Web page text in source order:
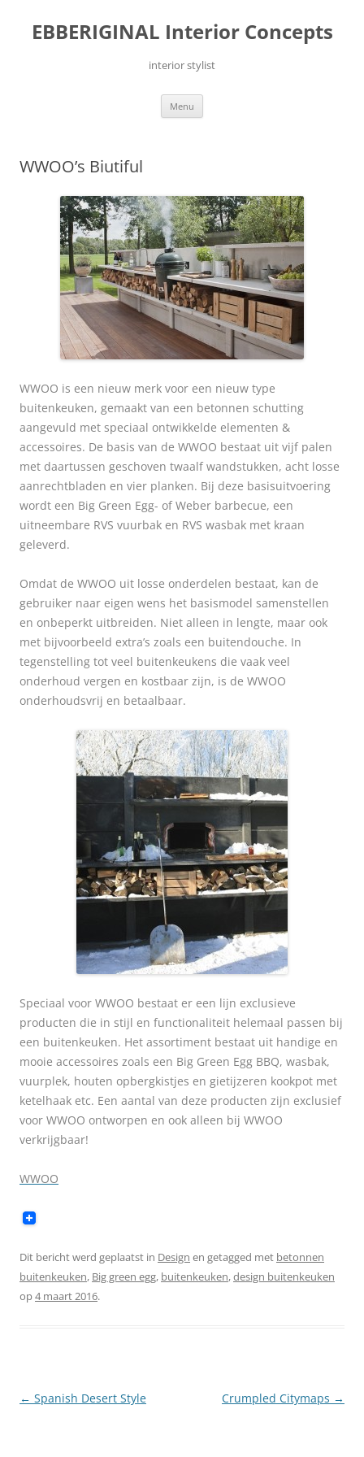
inhoud
EBBERIGINAL Interior Concepts
interior stylist
Menu
WWOO’s Biutiful
WWOO is een nieuw merk voor een nieuw type
buitenkeuken, gemaakt van een betonnen schutting
aangevuld met speciaal ontwikkelde elementen &
accessoires. De basis van de WWOO bestaat uit vijf palen
met daartussen geschoven twaalf wandstukken, acht losse
aanrechtbladen en vier planken. Bij deze basisuitvoering
wordt een Big Green Egg- of Weber barbecue, een
uitneembare RVS vuurbak en RVS wasbak met kraan
geleverd.
Omdat de WWOO uit losse onderdelen bestaat, kan de
gebruiker naar eigen wens het basismodel samenstellen
en onbeperkt uitbreiden. Niet alleen in lengte, maar ook
met bijvoorbeeld extra’s zoals een buitendouche. In
tegenstelling tot veel buitenkeukens die vaak veel
onderhoud vergen en kostbaar zijn, is de WWOO
onderhoudsvrij en betaalbaar.
Speciaal voor WWOO bestaat er een lijn exclusieve
producten die in stijl en functionaliteit helemaal passen bij
een buitenkeuken. Het assortiment bestaat uit handige en
mooie accessoires zoals een Big Green Egg BBQ, wasbak,
vuurplek, houten opbergkistjes en gietijzeren kookpot met
ketelhaak etc. Een aantal van deze producten zijn exclusief
voor WWOO ontworpen en ook alleen bij WWOO
verkrijgbaar!
WWOO
Dit bericht werd geplaatst in Design en getagged met betonnen
buitenkeuken, Big green egg, buitenkeuken,design buitenkeuken
op4 maart 2016.
Berichtnavigatie
← Spanish Desert Style Crumpled Citymaps →